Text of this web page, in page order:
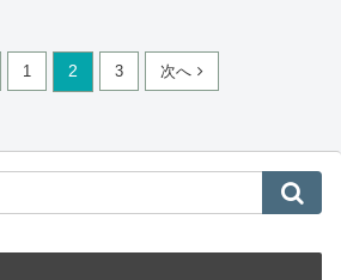
1 2 3 次へ